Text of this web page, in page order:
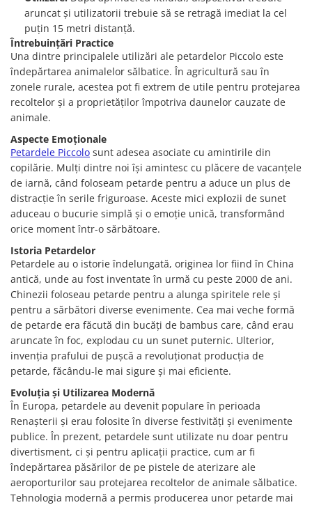
aruncat și utilizatorii trebuie să se retragă imediat la cel
puțin 15 metri distanță.
Întrebuințări Practice
Una dintre principalele utilizări ale petardelor Piccolo este
îndepărtarea animalelor sălbatice. În agricultură sau în
zonele rurale, acestea pot fi extrem de utile pentru protejarea
recoltelor și a proprietăților împotriva daunelor cauzate de
animale.
Aspecte Emoționale
Petardele Piccolo sunt adesea asociate cu amintirile din
copilărie. Mulți dintre noi își amintesc cu plăcere de vacanțele
de iarnă, când foloseam petarde pentru a aduce un plus de
distracție în serile friguroase. Aceste mici explozii de sunet
aduceau o bucurie simplă și o emoție unică, transformând
orice moment într-o sărbătoare.
Istoria Petardelor
Petardele au o istorie îndelungată, originea lor fiind în China
antică, unde au fost inventate în urmă cu peste 2000 de ani.
Chinezii foloseau petarde pentru a alunga spiritele rele și
pentru a sărbători diverse evenimente. Cea mai veche formă
de petarde era făcută din bucăți de bambus care, când erau
aruncate în foc, explodau cu un sunet puternic. Ulterior,
invenția prafului de pușcă a revoluționat producția de
petarde, făcându-le mai sigure și mai eficiente.
Evoluția și Utilizarea Modernă
În Europa, petardele au devenit populare în perioada
Renașterii și erau folosite în diverse festivități și evenimente
publice. În prezent, petardele sunt utilizate nu doar pentru
divertisment, ci și pentru aplicații practice, cum ar fi
îndepărtarea păsărilor de pe pistele de aterizare ale
aeroporturilor sau protejarea recoltelor de animale sălbatice.
Tehnologia modernă a permis producerea unor petarde mai